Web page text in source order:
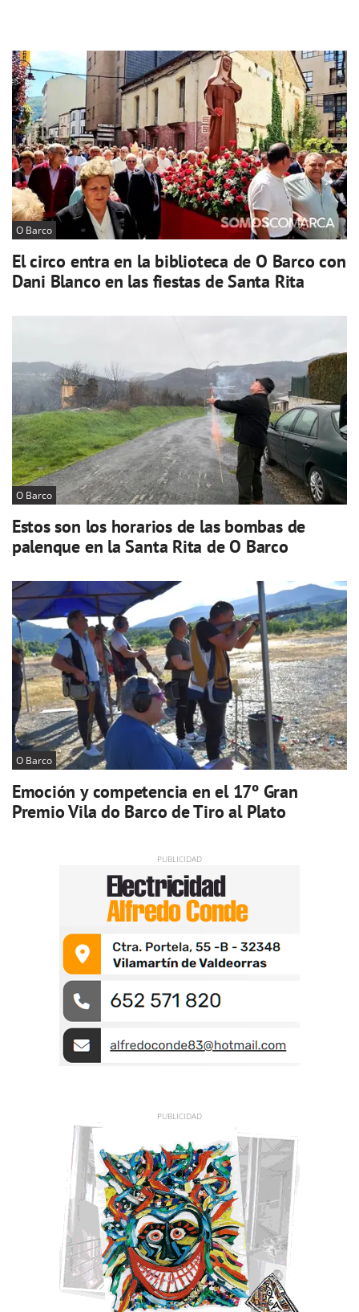
O Barco
El circo entra en la biblioteca de O Barco con
Dani Blanco en las fiestas de Santa Rita
O Barco
Estos son los horarios de las bombas de
palenque en la Santa Rita de O Barco
O Barco
Emoción y competencia en el 17º Gran
Premio Vila do Barco de Tiro al Plato